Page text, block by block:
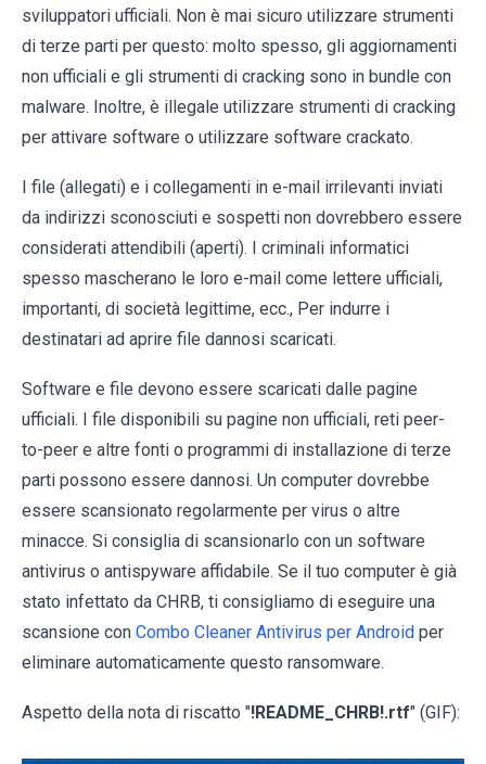
sviluppatori ufficiali. Non è mai sicuro utilizzare strumenti
di terze parti per questo: molto spesso, gli aggiornamenti
non ufficiali e gli strumenti di cracking sono in bundle con
malware. Inoltre, è illegale utilizzare strumenti di cracking
per attivare software o utilizzare software crackato.
I file (allegati) e i collegamenti in e-mail irrilevanti inviati
da indirizzi sconosciuti e sospetti non dovrebbero essere
considerati attendibili (aperti). I criminali informatici
spesso mascherano le loro e-mail come lettere ufficiali,
importanti, di società legittime, ecc., Per indurre i
destinatari ad aprire file dannosi scaricati.
Software e file devono essere scaricati dalle pagine
ufficiali. I file disponibili su pagine non ufficiali, reti peer-
to-peer e altre fonti o programmi di installazione di terze
parti possono essere dannosi. Un computer dovrebbe
essere scansionato regolarmente per virus o altre
minacce. Si consiglia di scansionarlo con un software
antivirus o antispyware affidabile. Se il tuo computer è già
stato infettato da CHRB, ti consigliamo di eseguire una
scansione con Combo Cleaner Antivirus per Android per
eliminare automaticamente questo ransomware.
Aspetto della nota di riscatto "!README_CHRB!.rtf" (GIF):